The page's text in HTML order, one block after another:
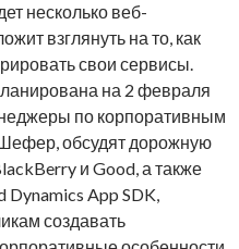
несколько веб-
взглянуть на то, как
свои сервисы.
на 2 февраля
по корпоративным
обсудят дорожную
и Good, а также
Dynamics App SDK,
создавать